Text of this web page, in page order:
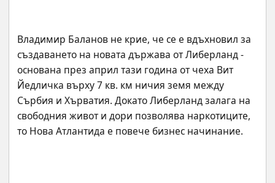
Владимир Баланов не крие, че се е вдъхновил за
създаването на новата държава от Либерланд -
основана през април тази година от чеха Вит
Йедличка върху 7 кв. км ничия земя между
Сърбия и Хърватия. Докато Либерланд залага на
свободния живот и дори позволява наркотиците,